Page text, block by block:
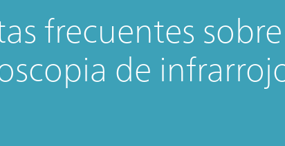
frecuentes
de